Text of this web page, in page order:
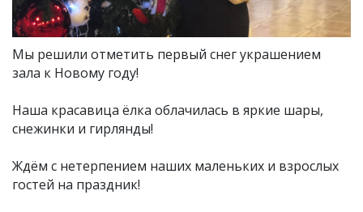
Мы решили отметить первый снег украшением
зала к Новому году!
Наша красавица ёлка облачилась в яркие шары,
снежинки и гирлянды!
Ждём с нетерпением наших маленьких и взрослых
гостей на праздник!